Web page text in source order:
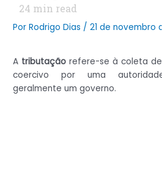
24 min read
PorRodrigo Dias /21 de novembro
A tributação refere-se à coleta
coercivo por uma
geralmente um governo.